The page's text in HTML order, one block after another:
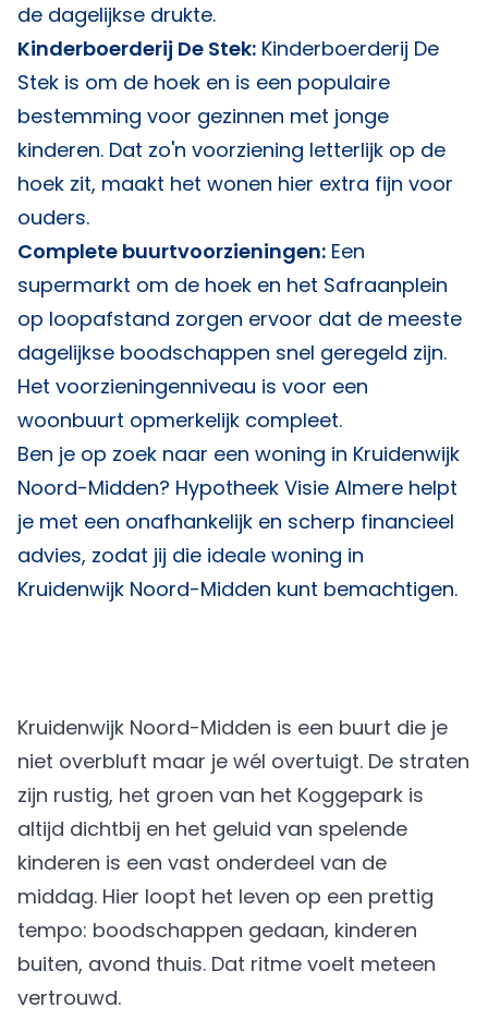
de dagelijkse drukte.
Kinderboerderij De Stek: Kinderboerderij De
Stek is om de hoek en is een populaire
bestemming voor gezinnen met jonge
kinderen. Dat zo'n voorziening letterlijk op de
hoek zit, maakt het wonen hier extra fijn voor
ouders.
Complete buurtvoorzieningen: Een
supermarkt om de hoek en het Safraanplein
op loopafstand zorgen ervoor dat de meeste
dagelijkse boodschappen snel geregeld zijn.
Het voorzieningenniveau is voor een
woonbuurt opmerkelijk compleet.
Ben je op zoek naar een woning in Kruidenwijk
Noord-Midden? Hypotheek Visie Almere helpt
je met een onafhankelijk en scherp financieel
advies, zodat jij die ideale woning in
Kruidenwijk Noord-Midden kunt bemachtigen.
Kruidenwijk Noord-Midden is een buurt die je
niet overbluft maar je wél overtuigt. De straten
zijn rustig, het groen van het Koggepark is
altijd dichtbij en het geluid van spelende
kinderen is een vast onderdeel van de
middag. Hier loopt het leven op een prettig
tempo: boodschappen gedaan, kinderen
buiten, avond thuis. Dat ritme voelt meteen
vertrouwd.